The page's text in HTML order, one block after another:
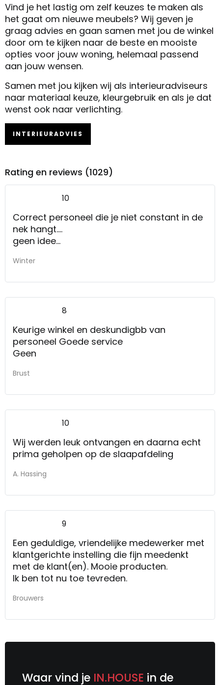
Vind je het lastig om zelf keuzes te maken als
het gaat om nieuwe meubels? Wij geven je
graag advies en gaan samen met jou de winkel
door om te kijken naar de beste en mooiste
opties voor jouw woning, helemaal passend
aan jouw wensen.
Samen met jou kijken wij als interieuradviseurs
naar materiaal keuze, kleurgebruik en als je dat
wenst ook naar verlichting.
INTERIEURADVIES
Rating en reviews (1029)
10
Correct personeel die je niet constant in de
nek hangt....
geen idee...
Winter
8
Keurige winkel en deskundigbb van
personeel Goede service
Geen
Brust
10
Wij werden leuk ontvangen en daarna echt
prima geholpen op de slaapafdeling
A. Hassing
9
Een geduldige, vriendelijke medewerker met
klantgerichte instelling die fijn meedenkt
met de klant(en). Mooie producten.
Ik ben tot nu toe tevreden.
Brouwers
Waar vind je IN.HOUSE in de